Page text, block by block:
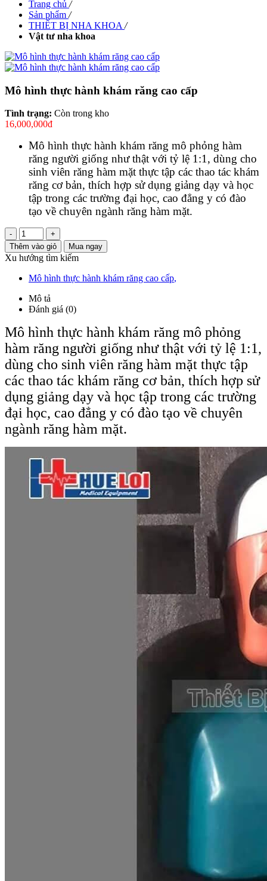
Trang chủ /
Sản phẩm /
THIẾT BỊ NHA KHOA /
Vật tư nha khoa
Mô hình thực hành khám răng cao cấp
Tình trạng: Còn trong kho
16,000,000đ
Mô hình thực hành khám răng mô phỏng hàm
răng người giống như thật với tỷ lệ 1:1, dùng cho
sinh viên răng hàm mặt thực tập các thao tác khám
răng cơ bản, thích hợp sử dụng giảng dạy và học
tập trong các trường đại học, cao đẳng y có đào
tạo về chuyên ngành răng hàm mặt.
-
+
Thêm vào giỏ
Mua ngay
Xu hướng tìm kiếm
Mô hình thực hành khám răng cao cấp,
Mô tả
Đánh giá (0)
Mô hình thực hành khám răng mô phỏng
hàm răng người giống như thật với tỷ lệ 1:1,
dùng cho sinh viên răng hàm mặt thực tập
các thao tác khám răng cơ bản, thích hợp sử
dụng giảng dạy và học tập trong các trường
đại học, cao đẳng y có đào tạo về chuyên
ngành răng hàm mặt.